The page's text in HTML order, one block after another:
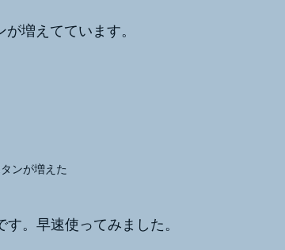
増えてています。
ンが増えた
。早速使ってみました。